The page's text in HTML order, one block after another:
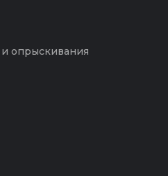
опрыскивания